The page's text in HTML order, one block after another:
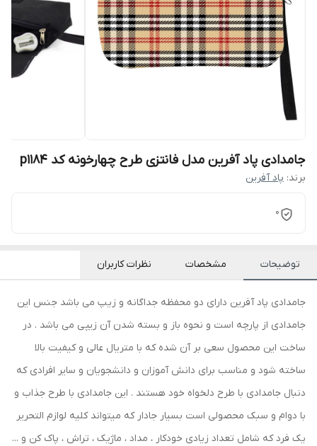
جامدادی پاد آفرین مدل فانتزی طرح چهارخونه کد p1184
برند: پاد آفرین
0
توضیحات مشخصات نظرات کاربران
جامدادی پاد آفرین دارای دو محفظه جداگانه و زیپ می باشد جنس این
جامدادی از پارچه است و نحوه باز و بسته شدن آن زیپی می باشد . در
ساخت این محصول سعی بر آن شده که با متریال عالی و کیفیت بالا
ساخته شود و مناسب برای دانش آموزان و دانشجویان و سایر افرادی که
دنبال جامدادی با طرح دلخواه خود هستند . این جامدادی با طرح جذاب و
با دوام و سبک محصولی است بسیار جادار که میتواند کلیه لوازم التحریر
یک فرد که شامل تعداد زیادی خودکار ، مداد ، ماژیک ، تراش ، پاک کن و ...